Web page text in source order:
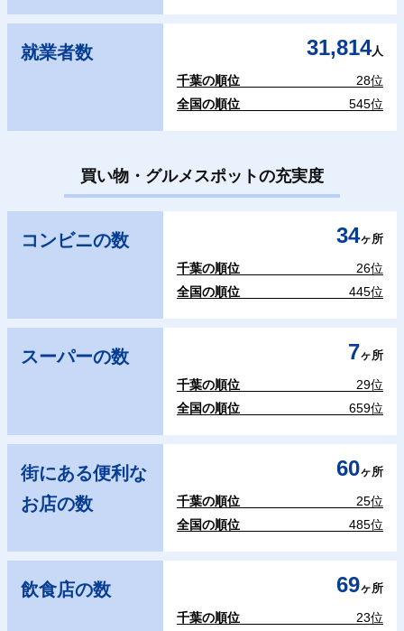
就業者数 31,814人
千葉の順位
28位
全国の順位
545位
買い物・グルメスポットの充実度
コンビニの数 34ヶ所
千葉の順位
26位
全国の順位
445位
スーパーの数 7ヶ所
千葉の順位
29位
全国の順位
659位
街にある便利な
お店の数
60ヶ所
千葉の順位
25位
全国の順位
485位
飲食店の数 69ヶ所
千葉の順位
23位